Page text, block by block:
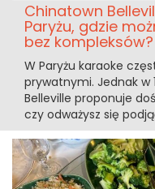
Chinatown
Paryżu, gdzie
bez kompleksów?
W Paryżu karaoke
prywatnymi. Jednak w
Belleville proponuje
czy odważysz się